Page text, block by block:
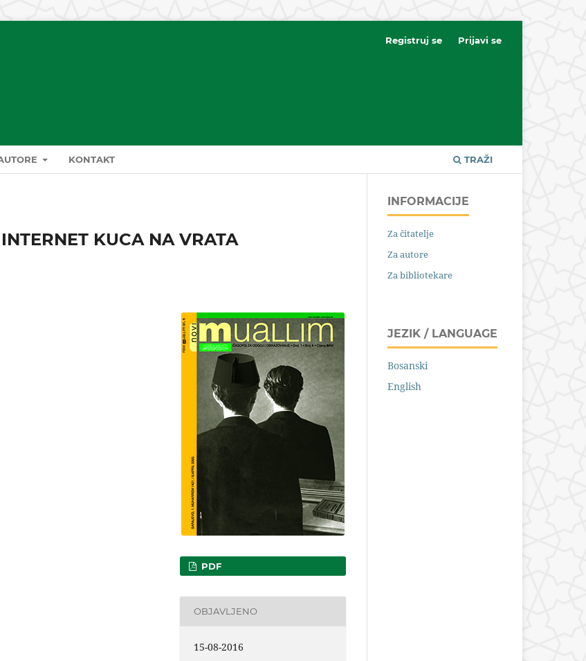
KONTAKT TRAŽI
Registruj se Prijavi se
KUCA NA VRATA
PDF
OBJAVLJENO
15-08-2016
INFORMACIJE
Za čitatelje
Za autore
Za bibliotekare
JEZIK / LANGUAGE
Bosanski
English